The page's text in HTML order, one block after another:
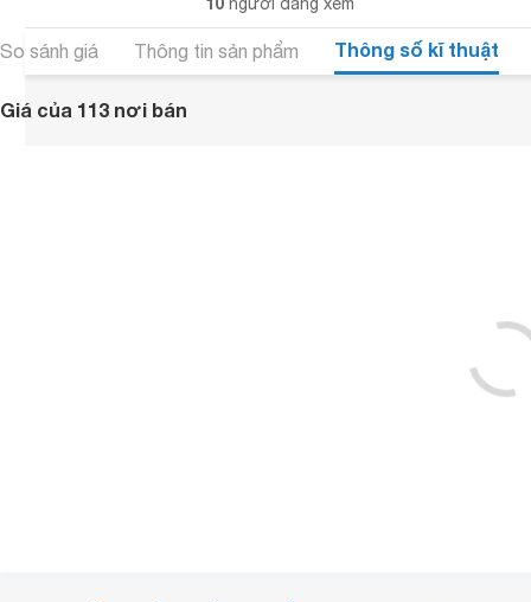
So sánh giá Thông tin sản phẩm Thông số kĩ thuật
Giá của 113 nơi bán